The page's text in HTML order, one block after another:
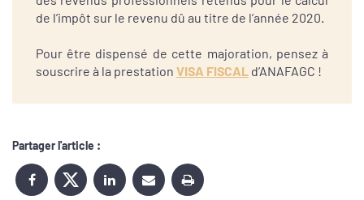
de l’impôt sur le revenu dû au titre de l’année 2020.
Pour être dispensé de cette majoration, pensez à
souscrire à la prestation VISA FISCALd’ANAFAGC !
Partager l'article :